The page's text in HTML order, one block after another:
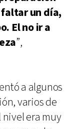
un día,
El no ir a
”,
a algunos
varios de
nivel era muy